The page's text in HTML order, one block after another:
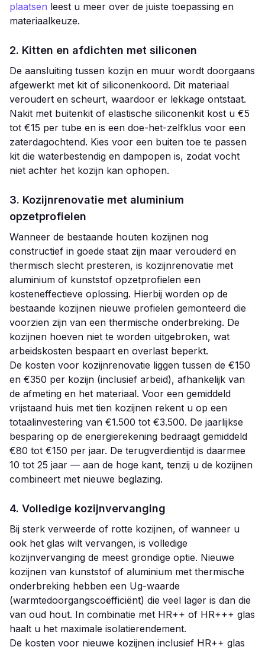
plaatsen leest u meer over de juiste toepassing en
materiaalkeuze.
2. Kitten en afdichten met siliconen
De aansluiting tussen kozijn en muur wordt doorgaans
afgewerkt met kit of siliconenkoord. Dit materiaal
veroudert en scheurt, waardoor er lekkage ontstaat.
Nakit met buitenkit of elastische siliconenkit kost u €5
tot €15 per tube en is een doe-het-zelfklus voor een
zaterdagochtend. Kies voor een buiten toe te passen
kit die waterbestendig en dampopen is, zodat vocht
niet achter het kozijn kan ophopen.
3. Kozijnrenovatie met aluminium
opzetprofielen
Wanneer de bestaande houten kozijnen nog
constructief in goede staat zijn maar verouderd en
thermisch slecht presteren, is kozijnrenovatie met
aluminium of kunststof opzetprofielen een
kosteneffectieve oplossing. Hierbij worden op de
bestaande kozijnen nieuwe profielen gemonteerd die
voorzien zijn van een thermische onderbreking. De
kozijnen hoeven niet te worden uitgebroken, wat
arbeidskosten bespaart en overlast beperkt.
De kosten voor kozijnrenovatie liggen tussen de €150
en €350 per kozijn (inclusief arbeid), afhankelijk van
de afmeting en het materiaal. Voor een gemiddeld
vrijstaand huis met tien kozijnen rekent u op een
totaalinvestering van €1.500 tot €3.500. De jaarlijkse
besparing op de energierekening bedraagt gemiddeld
€80 tot €150 per jaar. De terugverdientijd is daarmee
10 tot 25 jaar — aan de hoge kant, tenzij u de kozijnen
combineert met nieuwe beglazing.
4. Volledige kozijnvervanging
Bij sterk verweerde of rotte kozijnen, of wanneer u
ook het glas wilt vervangen, is volledige
kozijnvervanging de meest grondige optie. Nieuwe
kozijnen van kunststof of aluminium met thermische
onderbreking hebben een Ug-waarde
(warmtedoorgangscoëfficiënt) die veel lager is dan die
van oud hout. In combinatie met HR++ of HR+++ glas
haalt u het maximale isolatierendement.
De kosten voor nieuwe kozijnen inclusief HR++ glas